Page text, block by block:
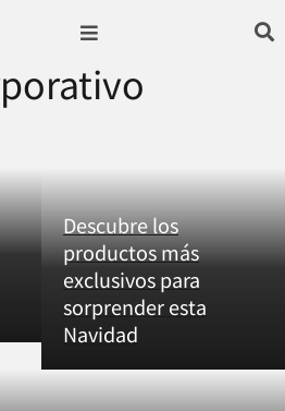
Descubre los
productos más
exclusivos para
sorprender esta
Navidad